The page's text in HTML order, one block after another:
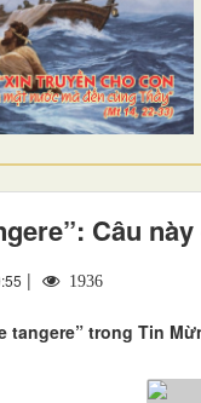
Câu
| 1936
tangere” trong Tin